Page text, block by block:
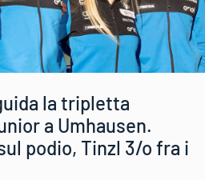
la tripletta
a Umhausen.
podio, Tinzl 3/o fra i